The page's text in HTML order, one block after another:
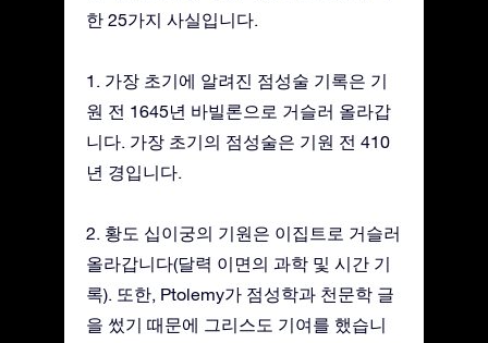
한 25가지 사실입니다.
1. 가장 초기에 알려진 점성술 기록은 기
원 전 1645년 바빌론으로 거슬러 올라갑
니다. 가장 초기의 점성술은 기원 전 410
년 경입니다.
2. 황도 십이궁의 기원은 이집트로 거슬러
올라갑니다(달력 이면의 과학 및 시간 기
록). 또한, Ptolemy가 점성학과 천문학 글
을 썼기 때문에 그리스도 기여를 했습니